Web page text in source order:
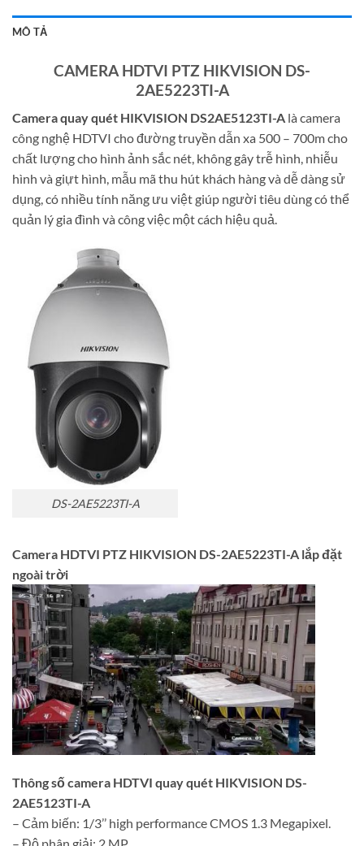
MÔ TẢ
CAMERA HDTVI PTZ HIKVISION DS-
2AE5223TI-A
Camera quay quét HIKVISION DS2AE5123TI-A là camera
công nghệ HDTVI cho đường truyền dẫn xa 500 – 700m cho
chất lượng cho hình ảnh sắc nét, không gây trễ hình, nhiễu
hình và giựt hình, mẫu mã thu hút khách hàng và dễ dàng sử
dụng, có nhiều tính năng ưu việt giúp người tiêu dùng có thể
quản lý gia đình và công việc một cách hiệu quả.
DS-2AE5223TI-A
Camera HDTVI PTZ HIKVISION DS-2AE5223TI-A lắp đặt
ngoài trời
Thông số camera HDTVI quay quét HIKVISION DS-
2AE5123TI-A
– Cảm biến: 1/3’’ high performance CMOS 1.3 Megapixel.
– Độ phân giải: 2 MP